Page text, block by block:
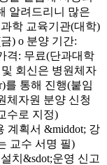
알려드리니 많은
학 교육기관(대학)
) o 분양 기간:
격: 무료(단과대학
회신은 병원체자
를 통해 진행(붙임
체자원 분양 신청
수로 지정)
계획서 &middot; 강
교수 서명 필)
치&sdot;운영 신고